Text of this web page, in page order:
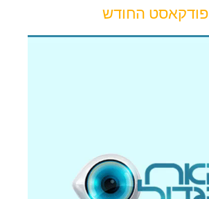
פודקאסט החודש